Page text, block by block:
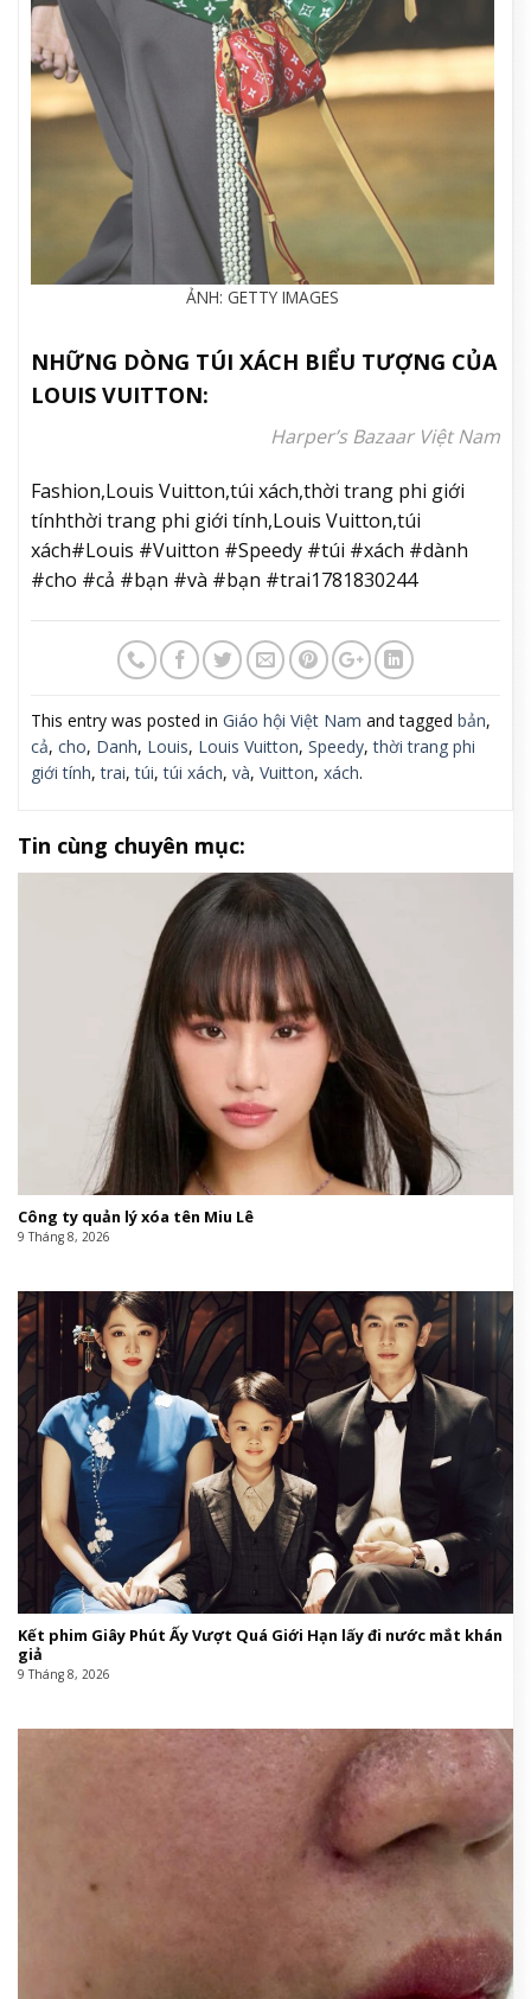
ẢNH: GETTY IMAGES
NHỮNG DÒNG TÚI XÁCH BIỂU TƯỢNG CỦA
LOUIS VUITTON:
Harper’s Bazaar Việt Nam
Fashion,Louis Vuitton,túi xách,thời trang phi giới
tínhthời trang phi giới tính,Louis Vuitton,túi
xách#Louis #Vuitton #Speedy #túi #xách #dành
#cho #cả #bạn #và #bạn #trai1781830244
This entry was posted in Giáo hội Việt Nam and tagged bản,
cả, cho, Danh, Louis, Louis Vuitton, Speedy,thời trang phi
giới tính,trai,túi,túi xách, và, Vuitton, xách.
Tin cùng chuyên mục:
Công ty quản lý xóa tên Miu Lê
9 Tháng 8, 2026
Kết phim Giây Phút Ấy Vượt Quá Giới Hạn lấy đi nước mắt khán
giả
9 Tháng 8, 2026